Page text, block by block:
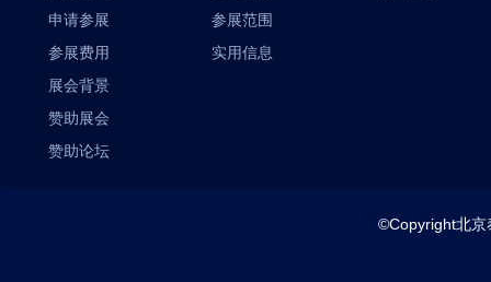
申请参展
参展费用
展会背景
赞助展会
赞助论坛
参展范围
实用信息
©Copyright北京